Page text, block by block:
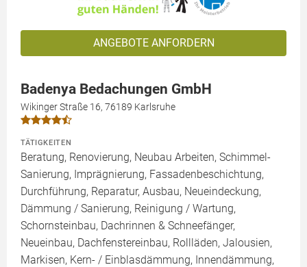
ANGEBOTE ANFORDERN
Badenya Bedachungen GmbH
Wikinger Straße 16, 76189 Karlsruhe
TÄTIGKEITEN
Beratung, Renovierung, Neubau Arbeiten, Schimmel-
Sanierung, Imprägnierung, Fassadenbeschichtung,
Durchführung, Reparatur, Ausbau, Neueindeckung,
Dämmung / Sanierung, Reinigung / Wartung,
Schornsteinbau, Dachrinnen & Schneefänger,
Neueinbau, Dachfenstereinbau, Rollläden, Jalousien,
Markisen, Kern- / Einblasdämmung, Innendämmung,